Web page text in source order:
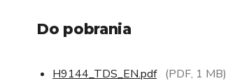
Do pobrania
H9144_TDS_EN.pdf (PDF, 1 MB)